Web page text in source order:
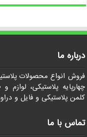
درباره ما
فروش انواع محصولات
چهارپایه پلاستیکی، لوازم
کلمن پلاستیکی و فایل و
تماس با ما